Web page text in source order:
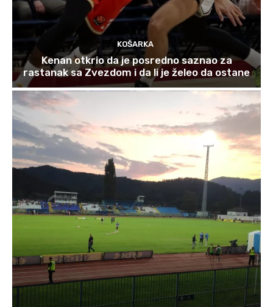
KOŠARKA
Kenan otkrio da je posredno saznao za
rastanak sa Zvezdom i da li je želeo da ostane